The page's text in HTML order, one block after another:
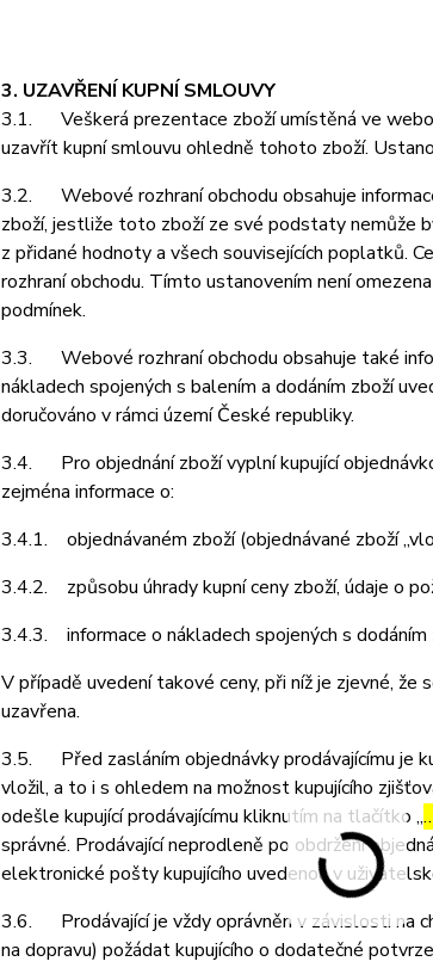
3. UZAVŘENÍ KUPNÍ SMLOUVY
3.1. Veškerá prezentace zboží umístěná ve
uzavřít kupní smlouvu ohledně tohoto zboží.
3.2. Webové rozhraní obchodu obsahuje
zboží, jestliže toto zboží ze své podstaty nemůže
z přidané hodnoty a všech souvisejících poplatků.
rozhraní obchodu. Tímto ustanovením není
podmínek.
3.3. Webové rozhraní obchodu obsahuje také
nákladech spojených s balením a dodáním zboží
doručováno v rámci území České republiky.
3.4. Pro objednání zboží vyplní kupující
zejména informace o:
3.4.1. objednávaném zboží (objednávané zboží
3.4.2. způsobu úhrady kupní ceny zboží, údaje o
3.4.3. informace o nákladech spojených s
V případě uvedení takové ceny, při níž je zjevné, že
uzavřena.
3.5. Před zasláním objednávky prodávajícímu je
vložil, a to i s ohledem na možnost kupujícího
odešle kupující prodávajícímu kliknutím na tlačítko „
správné. Prodávající neprodleně po obdržení
elektronické pošty kupujícího uvedenou v
3.6. Prodávající je vždy oprávněn v závislosti na
na dopravu) požádat kupujícího o dodatečné